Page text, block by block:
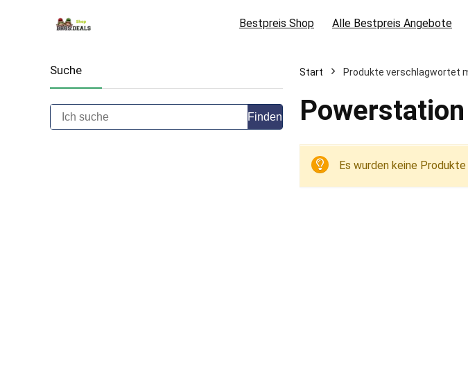
Bestpreis Shop Alle Bestpreis Angebote
Suche
Finden
Start Produkte verschlagwortet
Powerstation
Es wurden keine